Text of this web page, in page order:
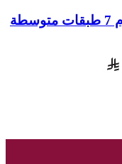
رويال ريست مرتبة نوم ميموري فوم 7 طبقات متوسطة